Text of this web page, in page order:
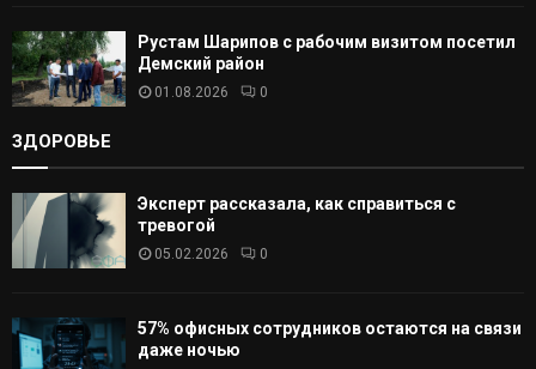
Рустам Шарипов с рабочим визитом посетил
Демский район
01.08.2026 0
ЗДОРОВЬЕ
Эксперт рассказала, как справиться с
тревогой
05.02.2026 0
57% офисных сотрудников остаются на связи
даже ночью